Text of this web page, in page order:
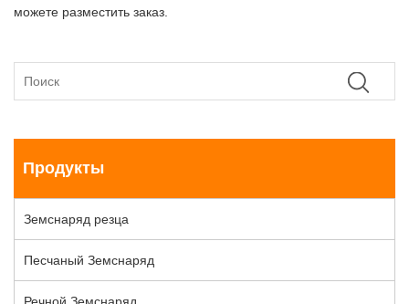
можете разместить заказ.
Продукты
Земснаряд резца
Песчаный Земснаряд